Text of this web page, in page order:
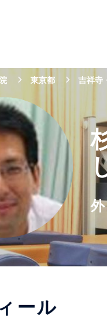
東京都 吉祥寺
ール